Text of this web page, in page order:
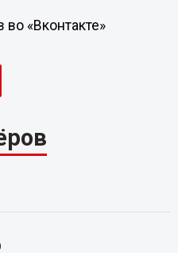
«Вконтакте»